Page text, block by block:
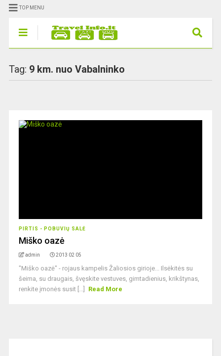
TOP MENU
Tag: 9 km. nuo Vabalninko
PIRTIS - POBUVIŲ SALĖ
Miško oazė
admin 2013 02 05
"Miško oazė" - rojaus kampelis Žaliosios girioje... Ilsėkitės su
šeima, su draugais, švęskite vestuves, gimtadienius, krikštynas,
renkite įmonės susit [...]
Read More